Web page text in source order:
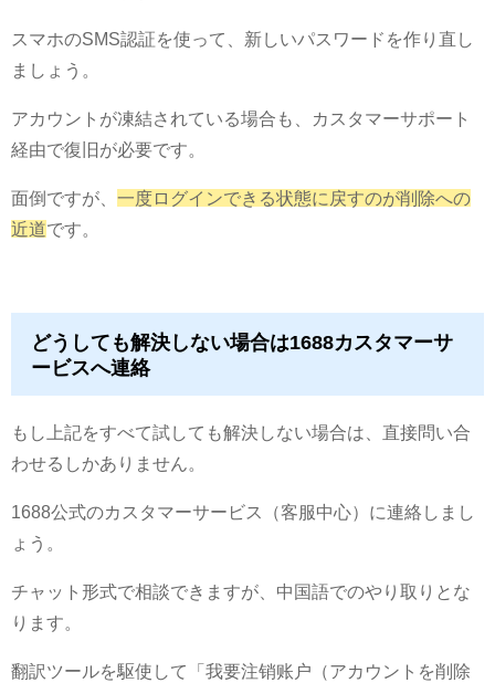
スマホのSMS認証を使って、新しいパスワードを作り直し
ましょう。
アカウントが凍結されている場合も、カスタマーサポート
経由で復旧が必要です。
面倒ですが、 一度ログインできる状態に戻すのが削除への
近道です。
どうしても解決しない場合は1688カスタマーサ
ービスへ連絡
もし上記をすべて試しても解決しない場合は、直接問い合
わせるしかありません。
1688公式のカスタマーサービス（客服中心）に連絡しまし
ょう。
チャット形式で相談できますが、中国語でのやり取りとな
ります。
翻訳ツールを駆使して「我要注销账户（アカウントを削除